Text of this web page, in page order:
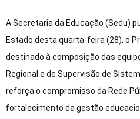
A Secretaria da Educação (Sedu)
Estado desta quarta-feira (28), o
destinado à composição das
Regional e de Supervisão de
reforça o compromisso da Rede
fortalecimento da gestão